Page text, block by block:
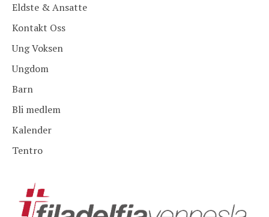
Eldste & Ansatte
Kontakt Oss
Ung Voksen
Ungdom
Barn
Bli medlem
Kalender
Tentro